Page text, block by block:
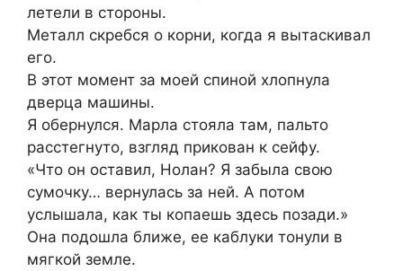
летели в стороны.
Металл скребся о корни, когда я вытаскивал
его.
В этот момент за моей спиной хлопнула
дверца машины.
Я обернулся. Марла стояла там, пальто
расстегнуто, взгляд прикован к сейфу.
«Что он оставил, Нолан? Я забыла свою
сумочку… вернулась за ней. А потом
услышала, как ты копаешь здесь позади.»
Она подошла ближе, ее каблуки тонули в
мягкой земле.